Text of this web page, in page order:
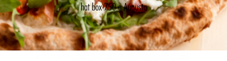
hat box 750 g Augusta